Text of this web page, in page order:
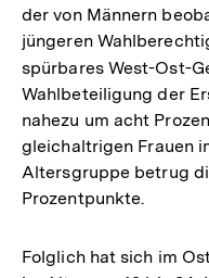
der von Männern
jüngeren
spürbares West-Ost-
Wahlbeteiligung der
nahezu um acht
gleichaltrigen Frauen
Altersgruppe betrug
Prozentpunkte.
Folglich hat sich im